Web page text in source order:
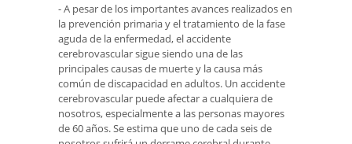
- A pesar de los importantes avances realizados en
la prevención primaria y el tratamiento de la fase
aguda de la enfermedad, el accidente
cerebrovascular sigue siendo una de las
principales causas de muerte y la causa más
común de discapacidad en adultos. Un accidente
cerebrovascular puede afectar a cualquiera de
nosotros, especialmente a las personas mayores
de 60 años. Se estima que uno de cada seis de